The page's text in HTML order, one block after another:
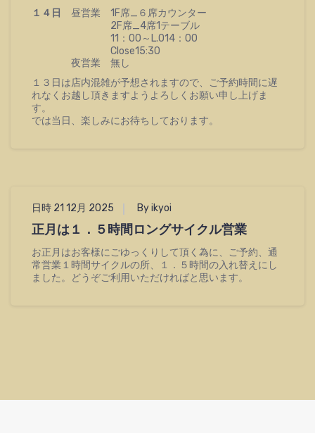
１４日
昼営業 1F席_６席カウンター
2F席_4席1テーブル
11：00～L.O14：00
Close15:30
夜営業 無し
１３日は店内混雑が予想されますので、ご予約時間に遅
れなくお越し頂きますようよろしくお願い申し上げま
す。
では当日、楽しみにお待ちしております。
日時 21 12月 2025 By ikyoi
正月は１．５時間ロングサイクル営業
お正月はお客様にごゆっくりして頂く為に、ご予約、通
常営業１時間サイクルの所、１．５時間の入れ替えにし
ました。どうぞご利用いただければと思います。